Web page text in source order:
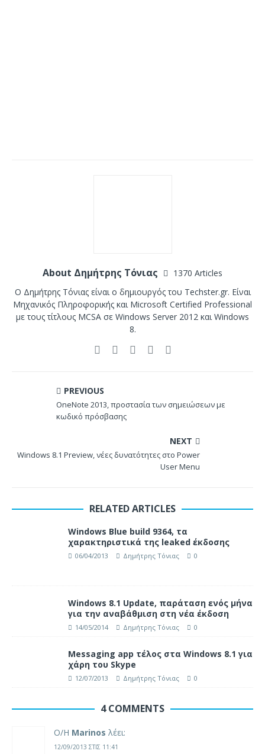
About Δημήτρης Τόνιας
1370 Articles
Ο Δημήτρης Τόνιας είναι ο δημιουργός του Techster.gr. Είναι
Μηχανικός Πληροφορικής και Microsoft Certified Professional
με τους τίτλους MCSA σε Windows Server 2012 και Windows
8.
PREVIOUS
OneNote 2013, προστασία των σημειώσεων με
κωδικό πρόσβασης
NEXT
Windows 8.1 Preview, νέες δυνατότητες στο Power
User Menu
RELATED ARTICLES
Windows Blue build 9364, τα
χαρακτηριστικά της leaked έκδοσης
06/04/2013 Δημήτρης Τόνιας 0
Windows 8.1 Update, παράταση ενός μήνα
για την αναβάθμιση στη νέα έκδοση
14/05/2014 Δημήτρης Τόνιας 0
Messaging app τέλος στα Windows 8.1 για
χάρη του Skype
12/07/2013 Δημήτρης Τόνιας 0
4 COMMENTS
Ο/Η Marinos λέει:
12/09/2013 ΣΤΙΣ 11:41